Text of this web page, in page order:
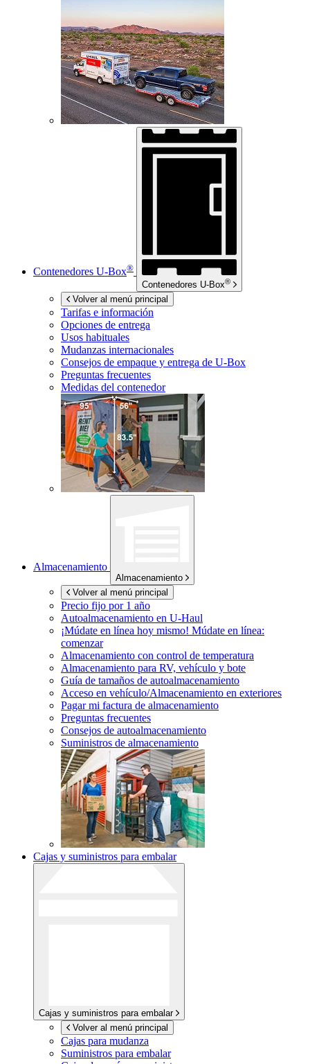
Contenedores U-Box®
Contenedores U-Box®
Volver al menú principal
Tarifas e información
Opciones de entrega
Usos habituales
Mudanzas internacionales
Consejos de empaque y entrega de U-Box
Preguntas frecuentes
Medidas del contenedor
Almacenamiento
Almacenamiento
Volver al menú principal
Precio fijo por 1 año
Autoalmacenamiento en U-Haul
¡Múdate en línea hoy mismo! Múdate en línea:
comenzar
Almacenamiento con control de temperatura
Almacenamiento para RV, vehículo y bote
Guía de tamaños de autoalmacenamiento
Acceso en vehículo/Almacenamiento en exteriores
Pagar mi factura de almacenamiento
Preguntas frecuentes
Consejos de autoalmacenamiento
Suministros de almacenamiento
Cajas y suministros para embalar
Cajas y suministros para embalar
Volver al menú principal
Cajas para mudanza
Suministros para embalar